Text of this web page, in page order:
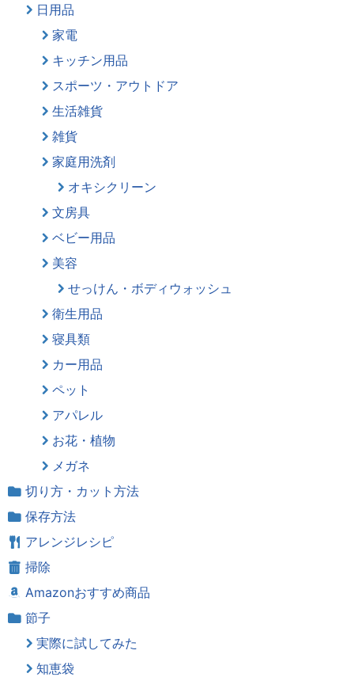
日用品
家電
キッチン用品
スポーツ・アウトドア
生活雑貨
雑貨
家庭用洗剤
オキシクリーン
文房具
ベビー用品
美容
せっけん・ボディウォッシュ
衛生用品
寝具類
カー用品
ペット
アパレル
お花・植物
メガネ
切り方・カット方法
保存方法
アレンジレシピ
掃除
Amazonおすすめ商品
節子
実際に試してみた
知恵袋